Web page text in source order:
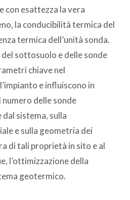
con esattezza la vera
la conducibilità termica del
termica dell’unità sonda.
sottosuolo e delle sonde
chiave nel
e influiscono in
delle sonde
sistema, sulla
e sulla geometria dei
di tali proprietà in sito e al
l’ottimizzazione della
geotermico.